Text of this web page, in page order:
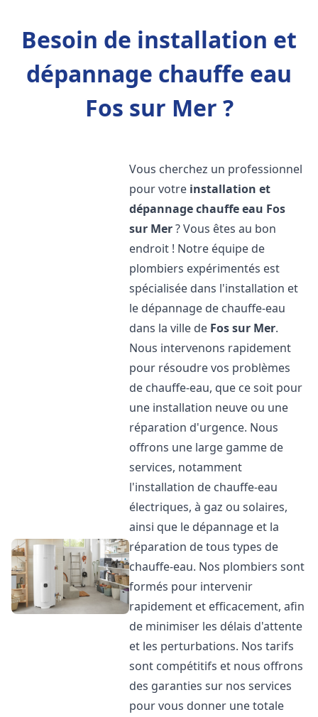
Besoin de installation et
dépannage chauffe eau
Fos sur Mer ?
Vous cherchez un professionnel
pour votre installation et
dépannage chauffe eau Fos
sur Mer? Vous êtes au bon
endroit ! Notre équipe de
plombiers expérimentés est
spécialisée dans l'installation et
le dépannage de chauffe-eau
dans la ville de Fos sur Mer.
Nous intervenons rapidement
pour résoudre vos problèmes
de chauffe-eau, que ce soit pour
une installation neuve ou une
réparation d'urgence. Nous
offrons une large gamme de
services, notamment
l'installation de chauffe-eau
électriques, à gaz ou solaires,
ainsi que le dépannage et la
réparation de tous types de
chauffe-eau. Nos plombiers sont
formés pour intervenir
rapidement et efficacement, afin
de minimiser les délais d'attente
et les perturbations. Nos tarifs
sont compétitifs et nous offrons
des garanties sur nos services
pour vous donner une totale